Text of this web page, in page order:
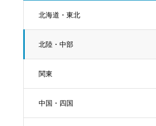
北海道・東北
北陸・中部
関東
中国・四国